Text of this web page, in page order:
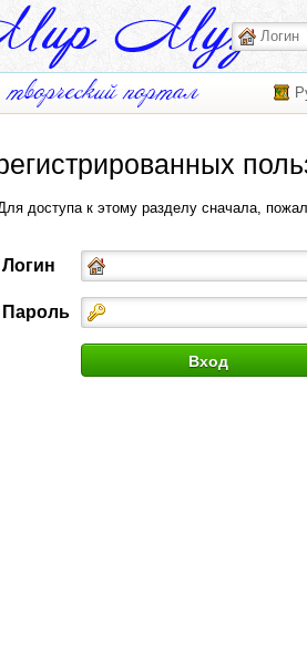
доступа к этому разделу сначала,
Логин
Пароль